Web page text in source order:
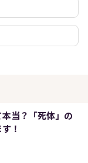
当？「死体」の
！